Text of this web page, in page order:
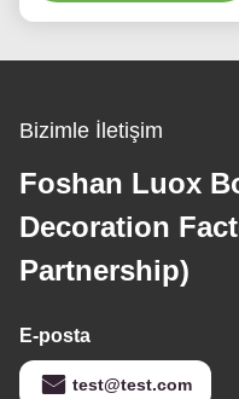
Bizimle İletişim
Foshan Luox
Decoration
Partnership)
E-posta
test@test.com